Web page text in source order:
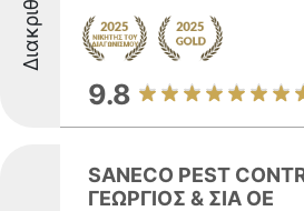
9.8
SANECO PEST
ΓΕΩΡΓΙΟΣ & ΣΙΑ ΟΕ